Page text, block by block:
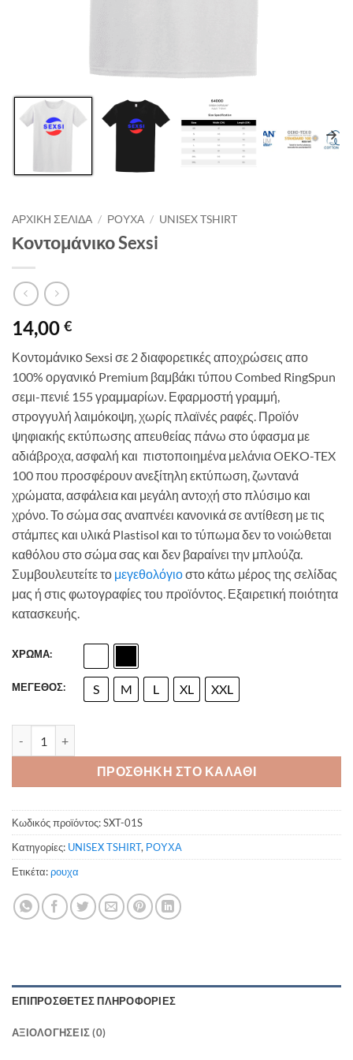
ΑΡΧΙΚΉ ΣΕΛΊΔΑ / ΡΟΥΧΑ / UNISEX TSHIRT
Κοντομάνικο Sexsi
14,00 €
Κοντομάνικο Sexsi σε 2 διαφορετικές αποχρώσεις απο
100% οργανικό Premium βαμβάκι τύπου Combed RingSpun
σεμι-πενιέ 155 γραμμαρίων. Εφαρμοστή γραμμή,
στρογγυλή λαιμόκοψη, χωρίς πλαϊνές ραφές. Προϊόν
ψηφιακής εκτύπωσης απευθείας πάνω στο ύφασμα με
αδιάβροχα, ασφαλή και πιστοποιημένα μελάνια OEKO-TEX
100 που προσφέρουν ανεξίτηλη εκτύπωση, ζωντανά
χρώματα, ασφάλεια και μεγάλη αντοχή στο πλύσιμο και
χρόνο. Το σώμα σας αναπνέει κανονικά σε αντίθεση με τις
στάμπες και υλικά Plastisol και το τύπωμα δεν το νοιώθεται
καθόλου στο σώμα σας και δεν βαραίνει την μπλούζα.
Συμβουλευτείτε το μεγεθολόγιοστο κάτω μέρος της σελίδας
μας ή στις φωτογραφίες του προϊόντος. Εξαιρετική ποιότητα
κατασκευής.
ΧΡΩΜΑ:
ΜΕΓΕΘΟΣ: S M L XL XXL
ΠΡΟΣΘΗΚΗ ΣΤΟ ΚΑΛΑΘΙ
Κωδικός προϊόντος:SXT-01S
Κατηγορίες: UNISEX TSHIRT, ΡΟΥΧΑ
Ετικέτα:ρουχα
ΕΠΙΠΡΌΣΘΕΤΕΣ ΠΛΗΡΟΦΟΡΊΕΣ
ΑΞΙΟΛΟΓΉΣΕΙΣ (0)